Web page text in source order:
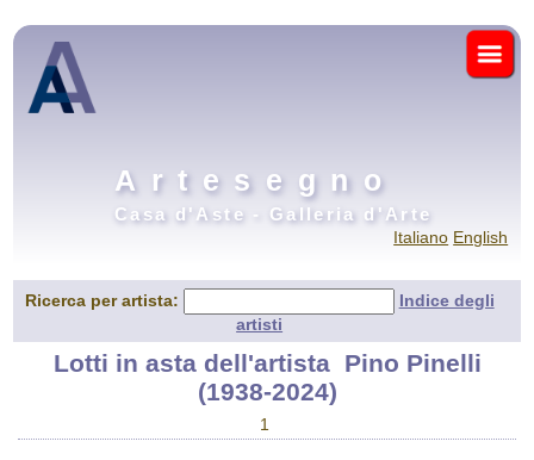
Artesegno
Casa d'Aste - Galleria d'Arte
Italiano English
Ricerca per artista:
Indice degli
artisti
Lotti in asta dell'artista Pino Pinelli
(1938-2024)
1